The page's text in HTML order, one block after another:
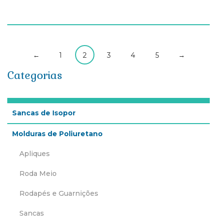
← 1 2 3 4 5 →
Categorias
Sancas de Isopor
Molduras de Poliuretano
Apliques
Roda Meio
Rodapés e Guarnições
Sancas